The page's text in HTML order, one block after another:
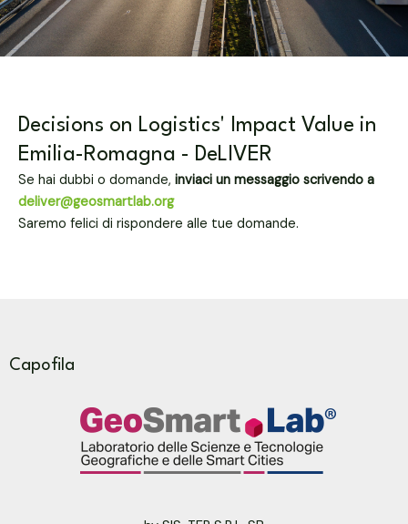
Decisions on Logistics' Impact Value in
Emilia-Romagna - DeLIVER
Se hai dubbi o domande, inviaci un messaggio scrivendo a
deliver@geosmartlab.org
Saremo felici di rispondere alle tue domande.
Capofila